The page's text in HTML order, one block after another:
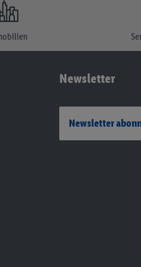
Newsletter
Newsletter